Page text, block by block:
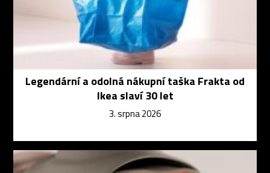
Legendární a odolná nákupní taška Frakta od
Ikea slaví 30 let
3. srpna 2026